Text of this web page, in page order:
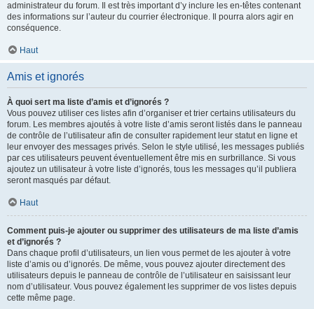
administrateur du forum. Il est très important d’y inclure les en-têtes contenant
des informations sur l’auteur du courrier électronique. Il pourra alors agir en
conséquence.
Haut
Amis et ignorés
À quoi sert ma liste d’amis et d’ignorés ?
Vous pouvez utiliser ces listes afin d’organiser et trier certains utilisateurs du
forum. Les membres ajoutés à votre liste d’amis seront listés dans le panneau
de contrôle de l’utilisateur afin de consulter rapidement leur statut en ligne et
leur envoyer des messages privés. Selon le style utilisé, les messages publiés
par ces utilisateurs peuvent éventuellement être mis en surbrillance. Si vous
ajoutez un utilisateur à votre liste d’ignorés, tous les messages qu’il publiera
seront masqués par défaut.
Haut
Comment puis-je ajouter ou supprimer des utilisateurs de ma liste d’amis
et d’ignorés ?
Dans chaque profil d’utilisateurs, un lien vous permet de les ajouter à votre
liste d’amis ou d’ignorés. De même, vous pouvez ajouter directement des
utilisateurs depuis le panneau de contrôle de l’utilisateur en saisissant leur
nom d’utilisateur. Vous pouvez également les supprimer de vos listes depuis
cette même page.